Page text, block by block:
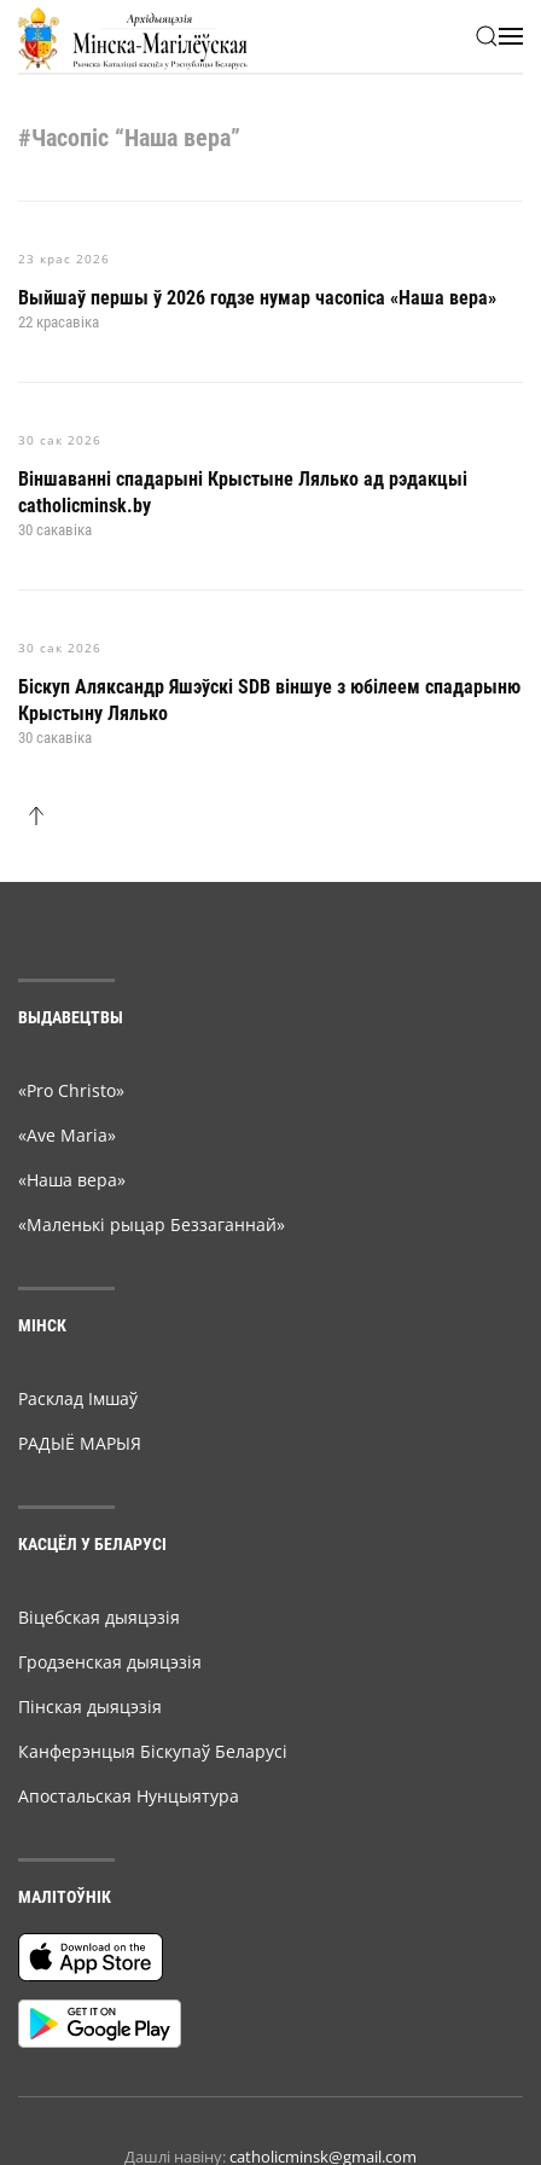
Skip to main content
#Часопіс “Наша вера”
23 крас 2026
Выйшаў першы ў 2026 годзе нумар часопіса «Наша вера»
22 красавіка
30 сак 2026
Віншаванні спадарыні Крыстыне Лялько ад рэдакцыі
catholicminsk.by
30 сакавіка
30 сак 2026
Біскуп Аляксандр Яшэўскі SDB віншуе з юбілеем спадарыню
Крыстыну Лялько
30 сакавіка
ВЫДАВЕЦТВЫ
«Pro Christo»
«Ave Maria»
«Наша вера»
«Маленькі рыцар Беззаганнай»
МІНСК
Расклад Імшаў
РАДЫЁ МАРЫЯ
КАСЦЁЛ У БЕЛАРУСІ
Віцебская дыяцэзія
Гродзенская дыяцэзія
Пінская дыяцэзія
Канферэнцыя Біскупаў Беларусі
Апостальская Нунцыятура
МАЛІТОЎНІК
Дашлі навіну:catholicminsk@gmail.com